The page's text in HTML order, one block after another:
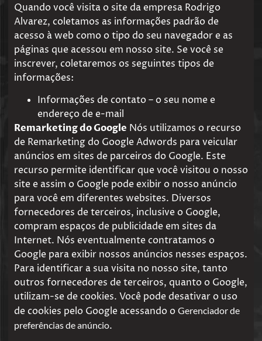
Quando você visita o site da empresa Rodrigo
Alvarez, coletamos as informações padrão de
acesso à web como o tipo do seu navegador e as
páginas que acessou em nosso site. Se você se
inscrever, coletaremos os seguintes tipos de
informações:
Informações de contato – o seu nome e
endereço de e-mail
Remarketing do Google Nós utilizamos o recurso
de Remarketing do Google Adwords para veicular
anúncios em sites de parceiros do Google. Este
recurso permite identificar que você visitou o nosso
site e assim o Google pode exibir o nosso anúncio
para você em diferentes websites. Diversos
fornecedores de terceiros, inclusive o Google,
compram espaços de publicidade em sites da
Internet. Nós eventualmente contratamos o
Google para exibir nossos anúncios nesses espaços.
Para identificar a sua visita no nosso site, tanto
outros fornecedores de terceiros, quanto o Google,
utilizam-se de cookies. Você pode desativar o uso
de cookies pelo Google acessando o Gerenciador de
preferências de anúncio.